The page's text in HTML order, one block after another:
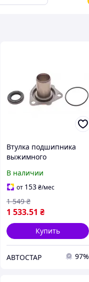
Втулка подшипника
выжимного
A6/ VW Passat 94-05
(лейка) 45719 , Febi
Bilstein
В наличии
от 153 ₴/мес
1 533.51 ₴
1 549 ₴
Купить
АВТОСТАР 97%